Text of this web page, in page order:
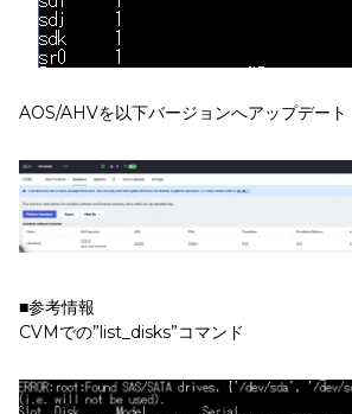
AOS/AHVを以下バージョンへアップデート
■参考情報
CVMでの”list_disks”コマンド